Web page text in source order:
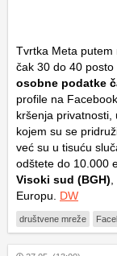
Tvrtka Meta putem
čak 30 do 40 posto
osobne podatke
profile na
kršenja privatnosti,
kojem su se
već su u tisuću
odštete do 10.000
Visoki sud (BGH)
Europu. DW
društvene mreže